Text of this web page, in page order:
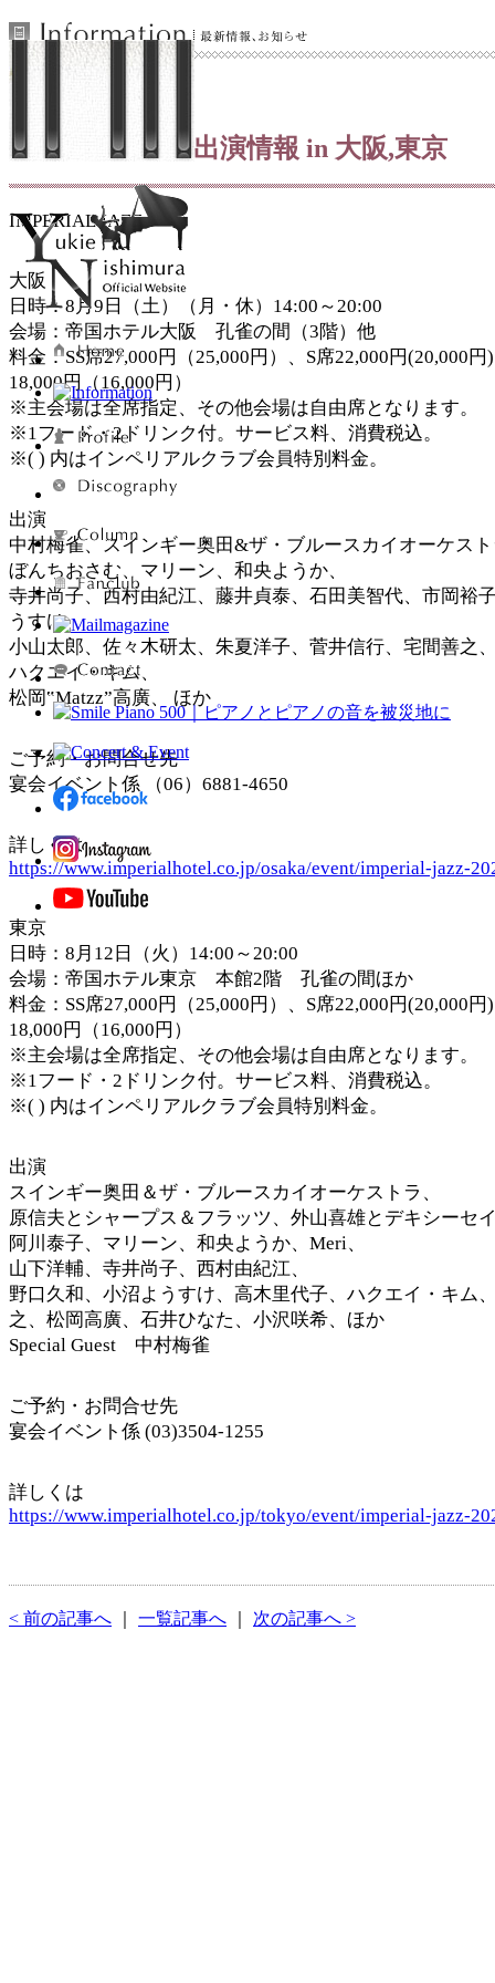
8/9,12 イベント出演情報 in 大阪,東京
IMPERIAL JAZZ 2025
大阪
日時：8月9日（土）（月・休）14:00～20:00
会場：帝国ホテル大阪 孔雀の間（3階）他
料金：SS席27,000円（25,000円）、S席22,000円(20,000円
18,000円（16,000円）
※主会場は全席指定、その他会場は自由席となります。
※1フード・2ドリンク付。サービス料、消費税込。
※( ) 内はインペリアルクラブ会員特別料金。
出演
中村梅雀、スインギー奥田&ザ・ブルースカイオーケス
ぼんちおさむ、マリーン、和央ようか、
寺井尚子、西村由紀江、藤井貞泰、石田美智代、市岡裕
うすけ
小山太郎、佐々木研太、朱夏洋子、菅井信行、宅間善之
ハクエイ・キム、
松岡‟Matzz”高廣、 ほか
ご予約・お問合せ先
宴会イベント係 （06）6881-4650
詳しくは
https://www.imperialhotel.co.jp/osaka/event/imperial-jazz-
東京
日時：8月12日（火）14:00～20:00
会場：帝国ホテル東京 本館2階 孔雀の間ほか
料金：SS席27,000円（25,000円）、S席22,000円(20,000円
18,000円（16,000円）
※主会場は全席指定、その他会場は自由席となります。
※1フード・2ドリンク付。サービス料、消費税込。
※( ) 内はインペリアルクラブ会員特別料金。
出演
スインギー奥田＆ザ・ブルースカイオーケストラ、
原信夫とシャープス＆フラッツ、外山喜雄とデキシーセ
阿川泰子、マリーン、和央ようか、Meri、
山下洋輔、寺井尚子、西村由紀江、
野口久和、小沼ようすけ、高木里代子、ハクエイ・キム
之、松岡高廣、石井ひなた、小沢咲希、ほか
Special Guest 中村梅雀
ご予約・お問合せ先
宴会イベント係 (03)3504-1255
詳しくは
https://www.imperialhotel.co.jp/tokyo/event/imperial-jazz-
< 前の記事へ 一覧記事へ 次の記事へ >